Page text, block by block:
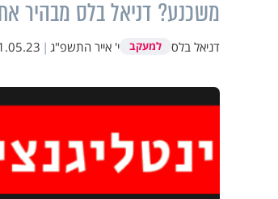
משכנע? דניאל בלס מבהיר
דניאל בלס למעקב י' אייר התשפ"ג |